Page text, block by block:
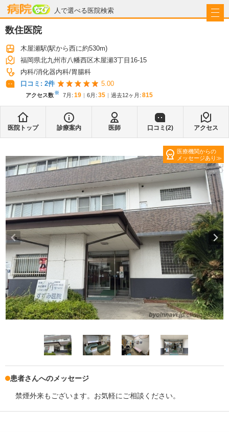
人で選べる医院検索
病院なび
数住医院
木屋瀬駅(駅から西に約530m)
福岡県北九州市八幡西区木屋瀬3丁目16-15
内科 消化器内科 胃腸科
口コミ: 2件 5.00
アクセス数※ 7月 : 19 6月 : 35 過去12ヶ月: 815
医院トップ 診療案内 医師 口コミ(2) アクセス
医療機関からの
メッセージあり
患者さんへのメッセージ
禁煙外来もございます。お気軽にご相談ください。